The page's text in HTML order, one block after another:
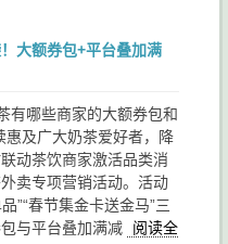
大额券包+平台叠加满
有哪些商家的大额券包和
惠及广大奶茶爱好者，降
动茶饮商家激活品类消
卖专项营销活动。活动
”“春节集金卡送金马”三
与平台叠加满减
阅读全